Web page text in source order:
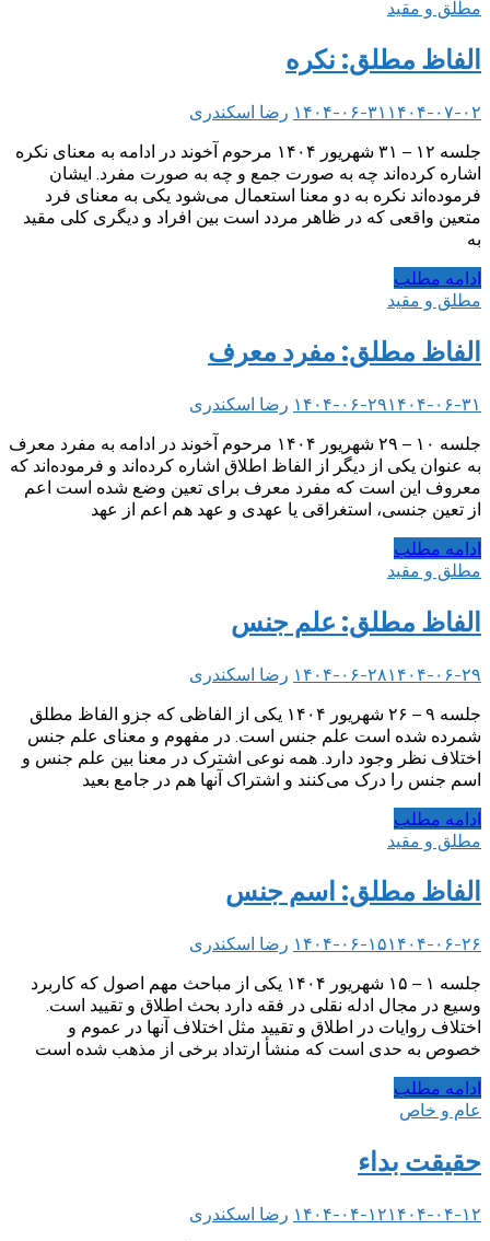
مطلق و مقید
الفاظ مطلق: نکره
۱۴۰۴-۰۶-۳۱ ۱۴۰۴-۰۷-۰۲
رضا اسکندری
جلسه ۱۲ – ۳۱ شهریور ۱۴۰۴ مرحوم آخوند در ادامه به معنای نکره
اشاره کرده‌اند چه به صورت جمع و چه به صورت مفرد. ایشان
فرموده‌اند نکره به دو معنا استعمال می‌شود یکی به معنای فرد
متعین واقعی که در ظاهر مردد است بین افراد و دیگری کلی مقید
به
ادامه مطلب
مطلق و مقید
الفاظ مطلق: مفرد معرف
۱۴۰۴-۰۶-۲۹۱۴۰۴-۰۶-۳۱
رضا اسکندری
جلسه ۱۰ – ۲۹ شهریور ۱۴۰۴ مرحوم آخوند در ادامه به مفرد معرف
به عنوان یکی از دیگر از الفاظ اطلاق اشاره کرده‌اند و فرموده‌اند که
معروف این است که مفرد معرف برای تعین وضع شده است اعم
از تعین جنسی، استغراقی یا عهدی و عهد هم اعم از عهد
ادامه مطلب
مطلق و مقید
الفاظ مطلق: علم جنس
۱۴۰۴-۰۶-۲۸۱۴۰۴-۰۶-۲۹
رضا اسکندری
جلسه ۹ – ۲۶ شهریور ۱۴۰۴ یکی از الفاظی که جزو الفاظ مطلق
شمرده شده است علم جنس است. در مفهوم و معنای علم جنس
اختلاف نظر وجود دارد. همه نوعی اشترک در معنا بین علم جنس و
اسم جنس را درک می‌کنند و اشتراک آنها هم در جامع بعید
ادامه مطلب
مطلق و مقید
الفاظ مطلق: اسم جنس
۱۴۰۴-۰۶-۱۵۱۴۰۴-۰۶-۲۶
رضا اسکندری
جلسه ۱ – ۱۵ شهریور ۱۴۰۴ یکی از مباحث مهم اصول که کاربرد
وسیع در مجال ادله نقلی در فقه دارد بحث اطلاق و تقیید است.
اختلاف روایات در اطلاق و تقیید مثل اختلاف آنها در عموم و
خصوص به حدی است که منشأ ارتداد برخی از مذهب شده است
ادامه مطلب
عام و خاص
حقیقت بداء
۱۴۰۴-۰۴-۱۲۱۴۰۴-۰۴-۱۲
رضا اسکندری